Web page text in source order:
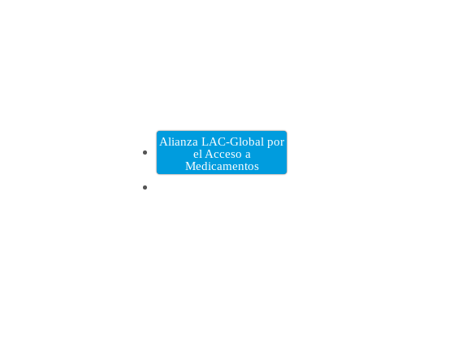
Alianza LAC-Global por
el Acceso a
Medicamentos